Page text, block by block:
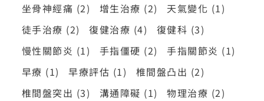
坐骨神經痛 (2) 增生治療 (2) 天氣變化 (1)
徒手治療 (2) 復健治療 (4) 復健科 (3)
慢性關節炎 (1) 手指僵硬 (2) 手指關節炎 (1)
早療 (1) 早療評估 (1) 椎間盤凸出 (2)
椎間盤突出 (3) 溝通障礙 (1) 物理治療 (2)